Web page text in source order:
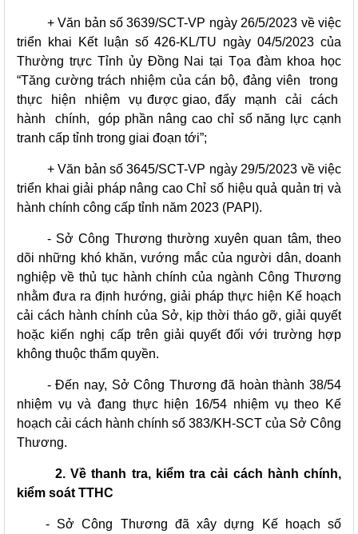
+ Văn bản số 3639/SCT-VP ngày 26/5/2023 về việc
triển khai Kết luận số 426-KL/TU ngày 04/5/2023 của
Thường trực Tỉnh ủy Đồng Nai tại Tọa đàm khoa học
“Tăng cường trách nhiệm của cán bộ, đảng viên trong
thực hiện nhiệm vụ được giao, đẩy mạnh cải cách
hành chính, góp phần nâng cao chỉ số năng lực cạnh
tranh cấp tỉnh trong giai đoạn tới”;
+ Văn bản số 3645/SCT-VP ngày 29/5/2023 về việc
triển khai giải pháp nâng cao Chỉ số hiệu quả quản trị và
hành chính công cấp tỉnh năm 2023 (PAPI).
- Sở Công Thương thường xuyên quan tâm, theo
dõi những khó khăn, vướng mắc của người dân, doanh
nghiệp về thủ tục hành chính của ngành Công Thương
nhằm đưa ra định hướng, giải pháp thực hiện Kế hoạch
cải cách hành chính của Sở, kịp thời tháo gỡ, giải quyết
hoặc kiến nghị cấp trên giải quyết đối với trường hợp
không thuộc thẩm quyền.
-Đến nay, Sở Công Thương đã hoàn thành 38/54
nhiệm vụ và đang thực hiện 16/54 nhiệm vụ theo Kế
hoạch cải cách hành chính số 383/KH-SCT của Sở Công
Thương.
2. Về thanh tra, kiểm tra cải cách hành chính,
kiểm soát TTHC
- Sở Công Thương đã xây dựng Kế hoạch số